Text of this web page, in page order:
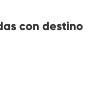
con destino